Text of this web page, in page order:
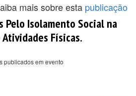
mais sobre esta publicação
Pelo Isolamento Social na
Físicas.
publicados em evento